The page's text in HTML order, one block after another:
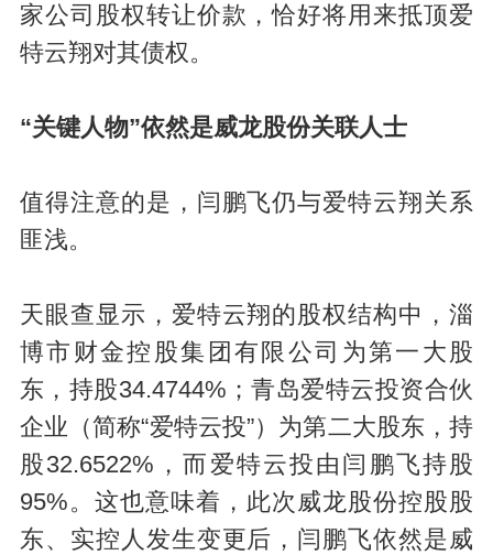
家公司股权转让价款，恰好将用来抵顶爱
特云翔对其债权。
“关键人物”依然是威龙股份关联人士
值得注意的是，闫鹏飞仍与爱特云翔关系
匪浅。
天眼查显示，爱特云翔的股权结构中，淄
博市财金控股集团有限公司为第一大股
东，持股34.4744%；青岛爱特云投资合伙
企业（简称“爱特云投”）为第二大股东，持
股32.6522%，而爱特云投由闫鹏飞持股
95%。这也意味着，此次威龙股份控股股
东、实控人发生变更后，闫鹏飞依然是威